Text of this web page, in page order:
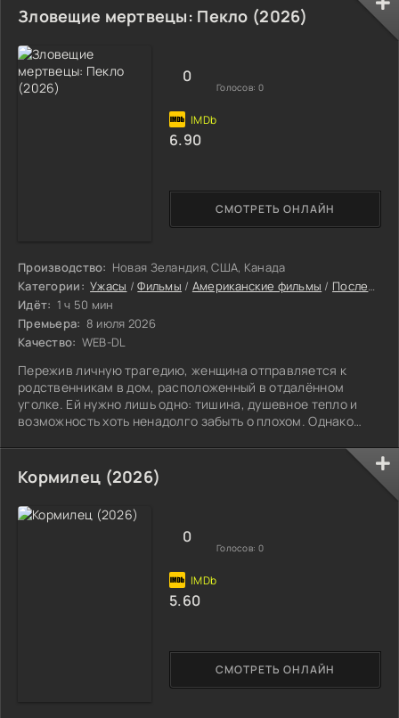
трудом, настигают страхи, мучает тёмное прошлое и
ощущение, будто он потерял своё «я». Возвращение к
привычной жизни оказывается сложнее, чем годы,
проведённые в изоляции. Теперь
Зловещие мертвецы: Пекло (2026)
Производство: Новая Зеландия, США, Канада
Категории: Ужасы /Фильмы / Американские фильмы / Последние фильмы 2026
Идёт: 1 ч 50 мин
Премьера: 8 июля 2026
Качество: WEB-DL
Пережив личную трагедию, женщина отправляется к
родственникам в дом, расположенный в отдалённом
уголке. Ей нужно лишь одно: тишина, душевное тепло и
возможность хоть ненадолго забыть о плохом. Однако
никому покоя. Всё запускает появление Некрономикона.
Древняя книга словно вытягивает наружу что-то мрачное
и давно забытое. В здании начинают твориться вещи,
которые уже не объяснишь страхом или стечением
обстоятельств. Слышатся подозрительные звуки,
СМОТРЕТЬ ОНЛАЙН
0
Голосов: 0
6.90
Кормилец (2026)
СМОТРЕТЬ ОНЛАЙН
0
Голосов: 0
5.60